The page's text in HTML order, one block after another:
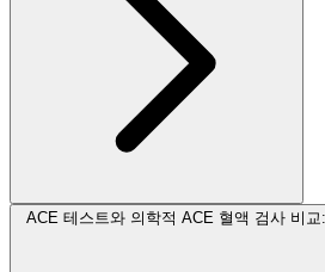
ACE 테스트와 의학적 ACE 혈액 검사 비